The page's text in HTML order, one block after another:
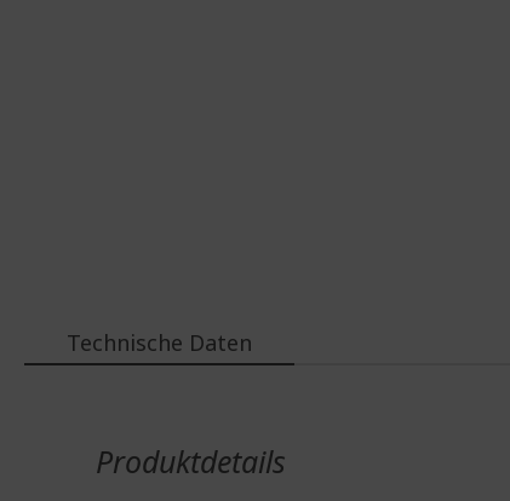
Technische Daten
Produktdetails